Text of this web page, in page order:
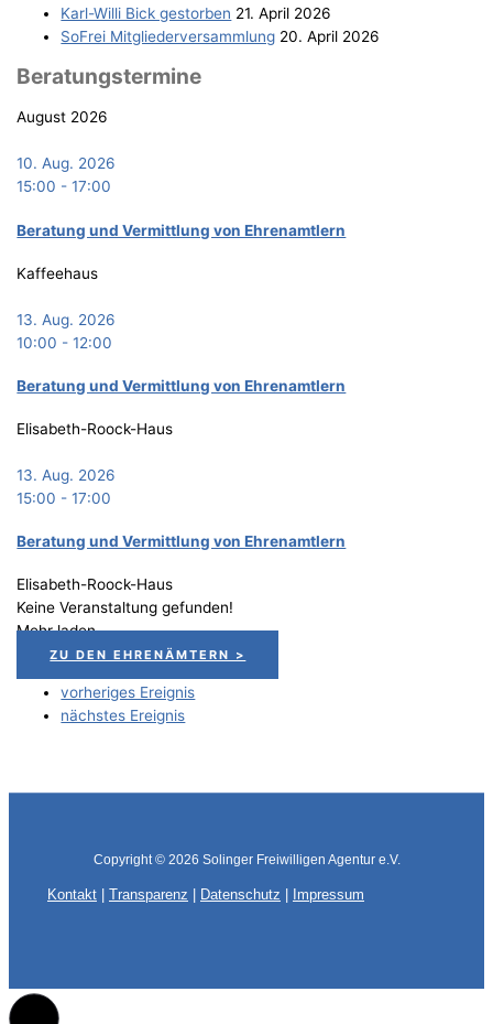
Karl-Wil­li Bick gestorben 21. April 2026
SoFrei Mit­glie­der­ver­samm­lung 20. April 2026
Bera­tungs­ter­mi­ne
August 2026
10. Aug. 2026
15:00 -17:00
Bera­tung und Ver­mitt­lung von Ehrenamtlern
Kaffeehaus
13. Aug. 2026
10:00 -12:00
Bera­tung und Ver­mitt­lung von Ehrenamtlern
Elisabeth-Roock-Haus
13. Aug. 2026
15:00 -17:00
Bera­tung und Ver­mitt­lung von Ehrenamtlern
Elisabeth-Roock-Haus
Keine Veranstaltung gefunden!
Mehr laden
ZU DEN EHRENÄMTERN >
vorheriges Ereignis
nächstes Ereignis
Copyright © 2026 Solinger Freiwilligen Agentur e.V.
Kontakt Transparenz Datenschutz Impressum